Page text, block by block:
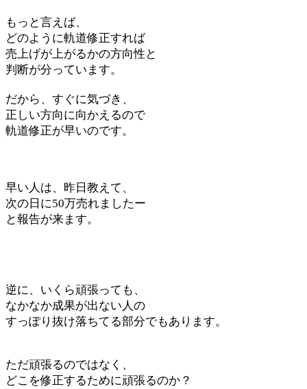
もっと言えば、
どのように軌道修正すれば
売上げが上がるかの方向性と
判断が分っています。
だから、すぐに気づき、
正しい方向に向かえるので
軌道修正が早いのです。
早い人は、昨日教えて、
次の日に50万売れましたー
と報告が来ます。
逆に、いくら頑張っても、
なかなか成果が出ない人の
すっぽり抜け落ちてる部分でもあります。
ただ頑張るのではなく、
どこを修正するために頑張るのか？